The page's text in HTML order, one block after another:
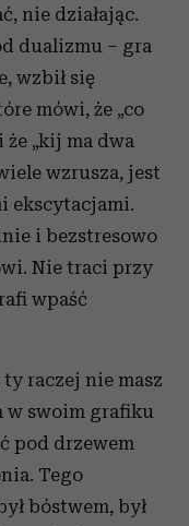
nie działając.
dualizmu – gra
wzbił się
mówi, że „co
„kij ma dwa
wzrusza, jest
ekscytacjami.
i bezstresowo
Nie traci przy
wpaść
raczej nie masz
w swoim grafiku
pod drzewem
Tego
bóstwem, był